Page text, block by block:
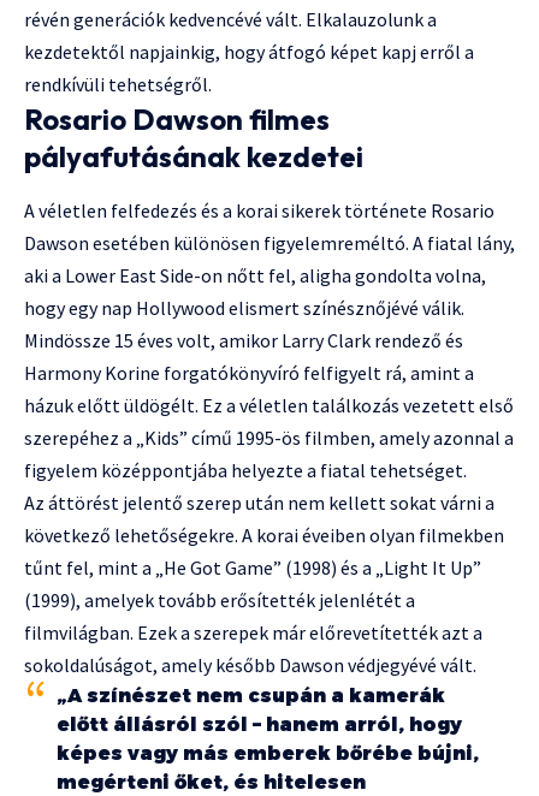
révén generációk kedvencévé vált. Elkalauzolunk a
kezdetektől napjainkig, hogy átfogó képet kapj erről a
rendkívüli tehetségről.
Rosario Dawson filmes
pályafutásának kezdetei
A véletlen felfedezés és a korai sikerek története Rosario
Dawson esetében különösen figyelemreméltó. A fiatal lány,
aki a Lower East Side-on nőtt fel, aligha gondolta volna,
hogy egy nap Hollywood elismert színésznőjévé válik.
Mindössze 15 éves volt, amikor Larry Clark rendező és
Harmony Korine forgatókönyvíró felfigyelt rá, amint a
házuk előtt üldögélt. Ez a véletlen találkozás vezetett első
szerepéhez a „Kids” című 1995-ös filmben, amely azonnal a
figyelem középpontjába helyezte a fiatal tehetséget.
Az áttörést jelentő szerep után nem kellett sokat várni a
következő lehetőségekre. A korai éveiben olyan filmekben
tűnt fel, mint a „He Got Game” (1998) és a „Light It Up”
(1999), amelyek tovább erősítették jelenlétét a
filmvilágban. Ezek a szerepek már előrevetítették azt a
sokoldalúságot, amely később Dawson védjegyévé vált.
„A színészet nem csupán a kamerák
előtt állásról szól – hanem arról, hogy
képes vagy más emberek bőrébe bújni,
megérteni őket, és hitelesen